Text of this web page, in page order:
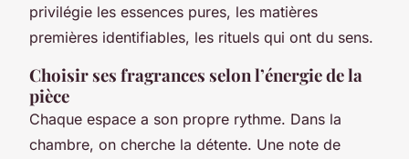
privilégie les essences pures, les matières
premières identifiables, les rituels qui ont du sens.
Choisir ses fragrances selon l’énergie de la
pièce
Chaque espace a son propre rythme. Dans la
chambre, on cherche la détente. Une note de